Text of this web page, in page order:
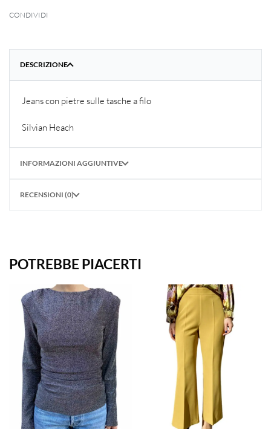
CONDIVIDI
DESCRIZIONE
Jeans con pietre sulle tasche a filo
Silvian Heach
INFORMAZIONI AGGIUNTIVE
RECENSIONI (0)
POTREBBE PIACERTI